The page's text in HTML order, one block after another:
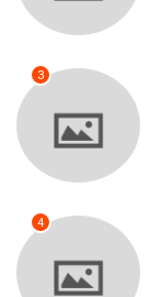
3
4